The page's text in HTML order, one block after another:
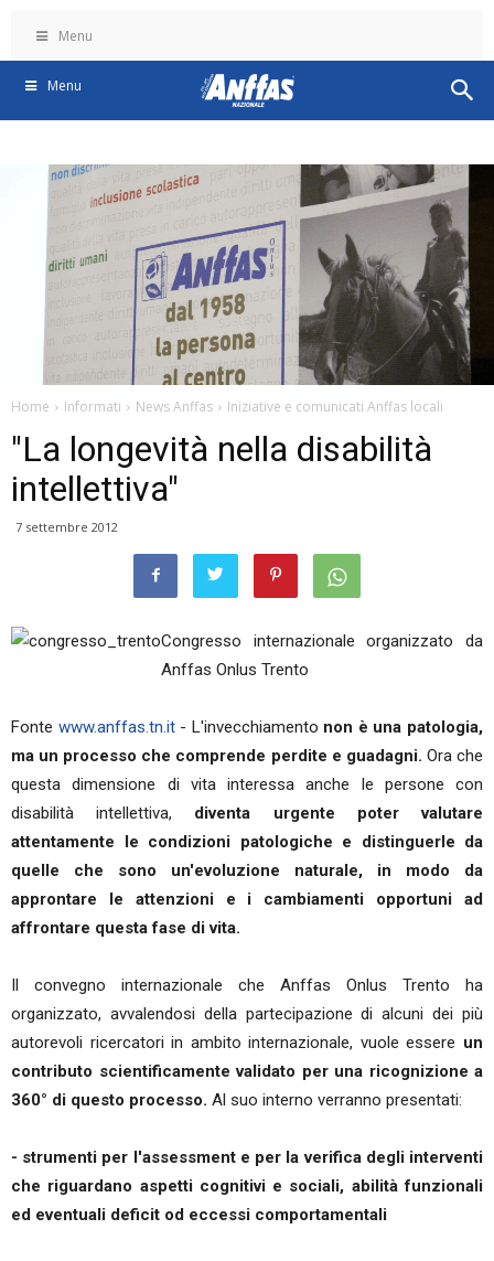
Menu
Menu
Home Informati News Anffas Iniziative e comunicati Anffas locali
"La longevità nella disabilità
intellettiva"
7 settembre 2012
Congresso internazionale organizzato da
Anffas Onlus Trento
Fonte www.anffas.tn.it- L'invecchiamento non è una patologia,
ma un processo che comprende perdite e guadagni. Ora che
questa dimensione di vita interessa anche le persone con
disabilità intellettiva, diventa urgente poter valutare
attentamente le condizioni patologiche e distinguerle da
quelle che sono un'evoluzione naturale, in modo da
approntare le attenzioni e i cambiamenti opportuni ad
affrontare questa fase di vita.
Il convegno internazionale che Anffas Onlus Trento ha
organizzato, avvalendosi della partecipazione di alcuni dei più
autorevoli ricercatori in ambito internazionale, vuole essere un
contributo scientificamente validato per una ricognizione a
360° di questo processo. Al suo interno verranno presentati:
- strumenti per l'assessment e per la verifica degli interventi
che riguardano aspetti cognitivi e sociali, abilità funzionali
ed eventuali deficit od eccessi comportamentali